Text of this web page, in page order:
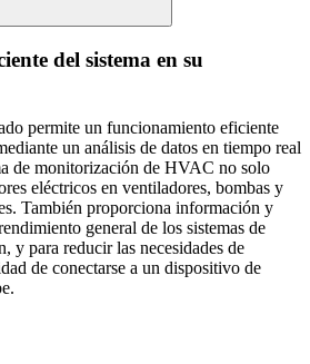
del sistema en su
permite un funcionamiento eficiente
un análisis de datos en tiempo real
de monitorización de HVAC no solo
eléctricos en ventiladores, bombas y
También proporciona información y
general de los sistemas de
y para reducir las necesidades de
de conectarse a un dispositivo de